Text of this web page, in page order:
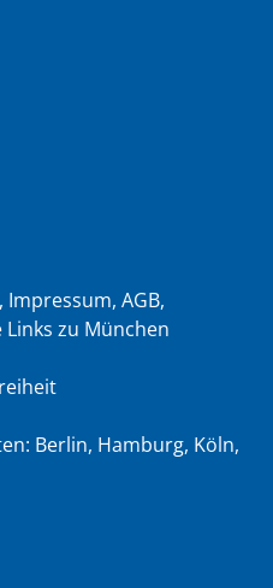
AGB,
zu München
Berlin, Hamburg, Köln,